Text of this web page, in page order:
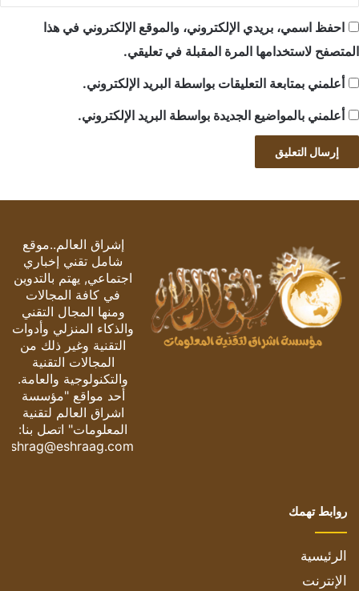
احفظ اسمي، بريدي الإلكتروني، والموقع الإلكتروني في هذا
المتصفح لاستخدامها المرة المقبلة في تعليقي.
أعلمني بمتابعة التعليقات بواسطة البريد الإلكتروني.
أعلمني بالمواضيع الجديدة بواسطة البريد الإلكتروني.
إشراق العالم..موقع
شامل تقني إخباري
اجتماعي, يهتم بالتدوين
في كافة المجالات
ومنها المجال التقني
والذكاء المنزلي وأدوات
التقنية وغير ذلك من
المجالات التقنية
والتكنولوجية والعامة.
أحد مواقع "مؤسسة
اشراق العالم لتقنية
المعلومات" اتصل بنا:
eshrag@eshraag.com
روابط تهمك
الرئيسية
الإنترنت